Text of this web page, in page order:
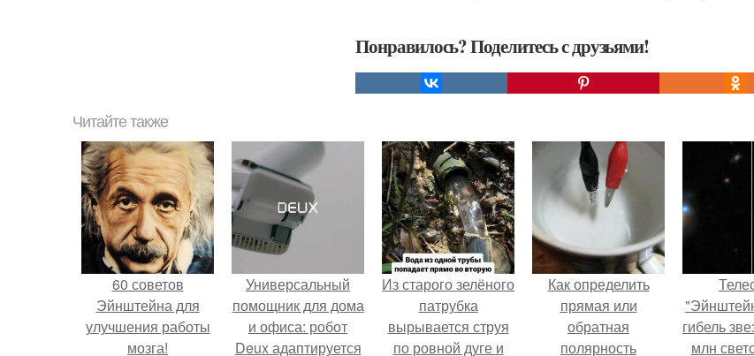
Понравилось? Поделитесь с друзьями!
Читайте также
60 советов
Эйнштейна для
улучшения работы
мозга!
Универсальный
помощник для дома
и офиса: робот
Deux адаптируется
Из старого зелёного
патрубка
вырывается струя
по ровной дуге и
Как определить
прямая или
обратная
полярность
гибель
млн